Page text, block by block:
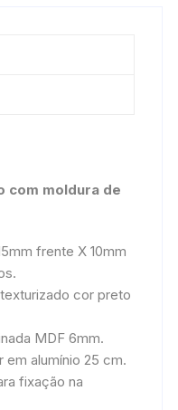
com moldura de
frente X 10mm
cor preto
MDF 6mm.
em alumínio 25 cm.
fixação na